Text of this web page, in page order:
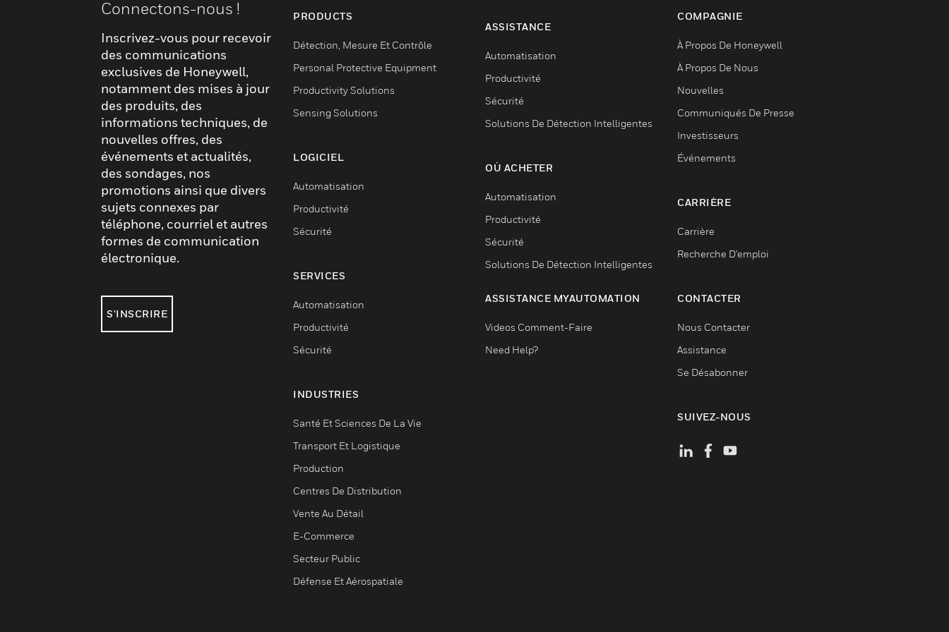
Connectons-nous !
Inscrivez-vous pour recevoir
des communications
exclusives de Honeywell,
notamment des mises à jour
des produits, des
informations techniques, de
nouvelles offres, des
événements et actualités,
des sondages, nos
promotions ainsi que divers
sujets connexes par
téléphone, courriel et autres
formes de communication
électronique.
S'INSCRIRE
PRODUCTS
Détection, Mesure Et Contrôle
Personal Protective Equipment
Productivity Solutions
Sensing Solutions
LOGICIEL
Automatisation
Productivité
Sécurité
SERVICES
Automatisation
Productivité
Sécurité
INDUSTRIES
Santé Et Sciences De La Vie
Transport Et Logistique
Production
Centres De Distribution
Vente Au Détail
E-Commerce
Secteur Public
Défense Et Aérospatiale
ASSISTANCE
Automatisation
Productivité
Sécurité
Solutions De Détection Intelligentes
OÙ ACHETER
Automatisation
Productivité
Sécurité
Solutions De Détection Intelligentes
ASSISTANCE MYAUTOMATION
Videos Comment-Faire
Need Help?
COMPAGNIE
À Propos De Honeywell
À Propos De Nous
Nouvelles
Communiqués De Presse
Investisseurs
Événements
CARRIÈRE
Carrière
Recherche D'emploi
CONTACTER
Nous Contacter
Assistance
Se Désabonner
SUIVEZ-NOUS